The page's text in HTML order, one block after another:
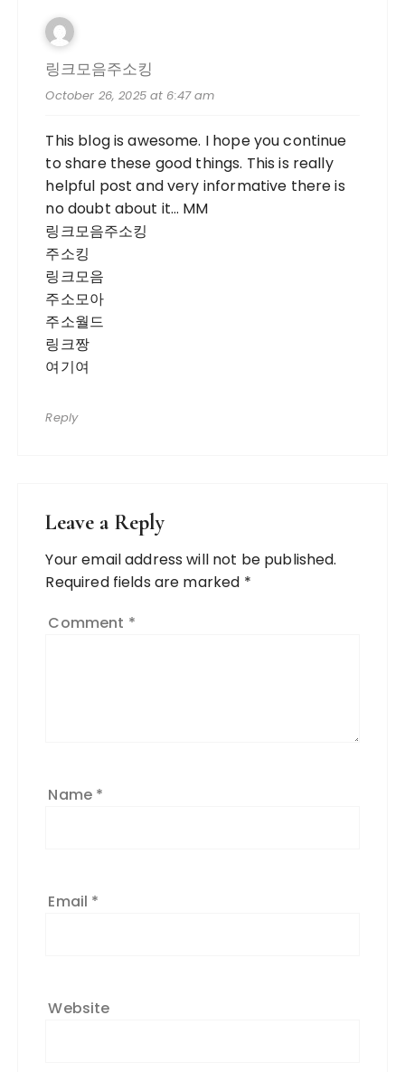
링크모음주소킹
October 26, 2025 at 6:47 am
This blog is awesome. I hope you continue
to share these good things. This is really
helpful post and very informative there is
no doubt about it… MM
링크모음주소킹
주소킹
링크모음
주소모아
주소월드
링크짱
여기여
Reply
Leave a Reply
Your email address will not be published.
Required fields are marked *
Comment *
Name *
Email *
Website